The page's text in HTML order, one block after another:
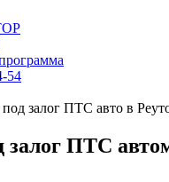
54
залог ПТС авто в
залог ПТС